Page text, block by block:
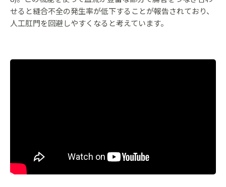
せると縫合不全の発生率が低下することが報告されており、
人工肛門を回避しやすくなると考えています。